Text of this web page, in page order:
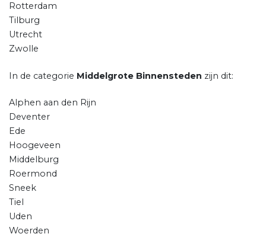
Rotterdam
Tilburg
Utrecht
Zwolle
In de categorie Middelgrote Binnensteden zijn dit:
Alphen aan den Rijn
Deventer
Ede
Hoogeveen
Middelburg
Roermond
Sneek
Tiel
Uden
Woerden